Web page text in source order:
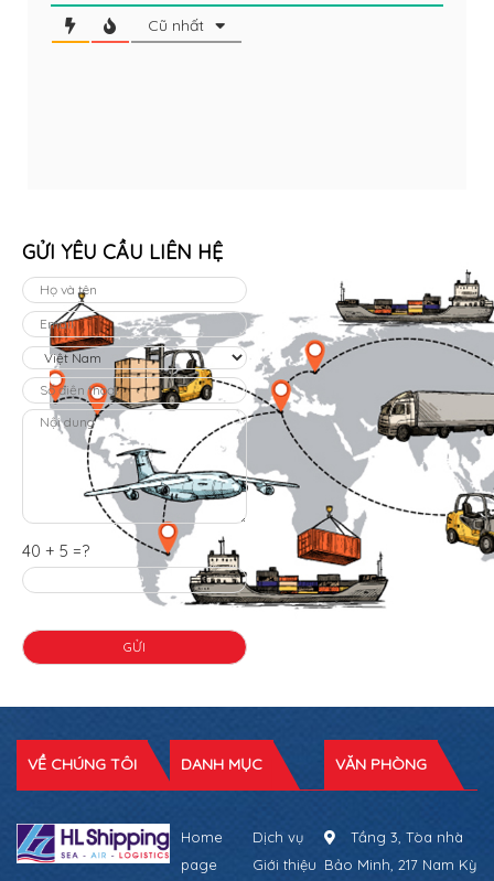
Cũ nhất
GỬI YÊU CẦU LIÊN HỆ
40 + 5 =?
VỀ CHÚNG TÔI DANH MỤC
Home
page
Dịch vụ
Giới thiệu
VĂN PHÒNG
Tầng 3, Tòa nhà
Bảo Minh, 217 Nam Kỳ